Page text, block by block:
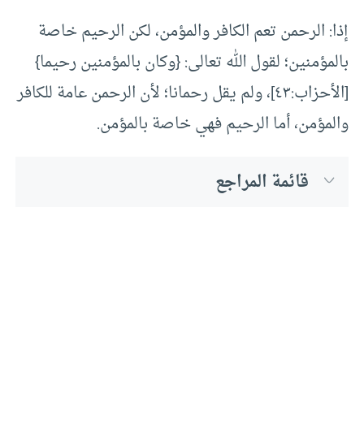
إذا: الرحمن تعم الكافر والمؤمن، لكن الرحيم خاصة
بالمؤمنين؛ لقول الله تعالى: {وكان بالمؤمنين رحيما}
[الأحزاب:٤٣]، ولم يقل رحمانا؛ لأن الرحمن عامة للكافر
والمؤمن، أما الرحيم فهي خاصة بالمؤمن.
قائمة المراجع